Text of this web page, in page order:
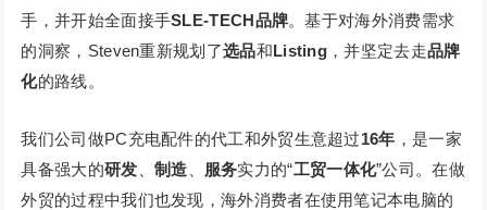
手，并开始全面接手SLE-TECH品牌。基于对海外消费需求
的洞察，Steven重新规划了选品和Listing ，并坚定去走品牌
化的路线。
我们公司做PC充电配件的代工和外贸生意超过16年 ，是一家
具备强大的研发 制造 服务实力的“工贸一体化”公司。在做
外贸的过程中我们也发现，海外消费者在使用笔记本电脑的